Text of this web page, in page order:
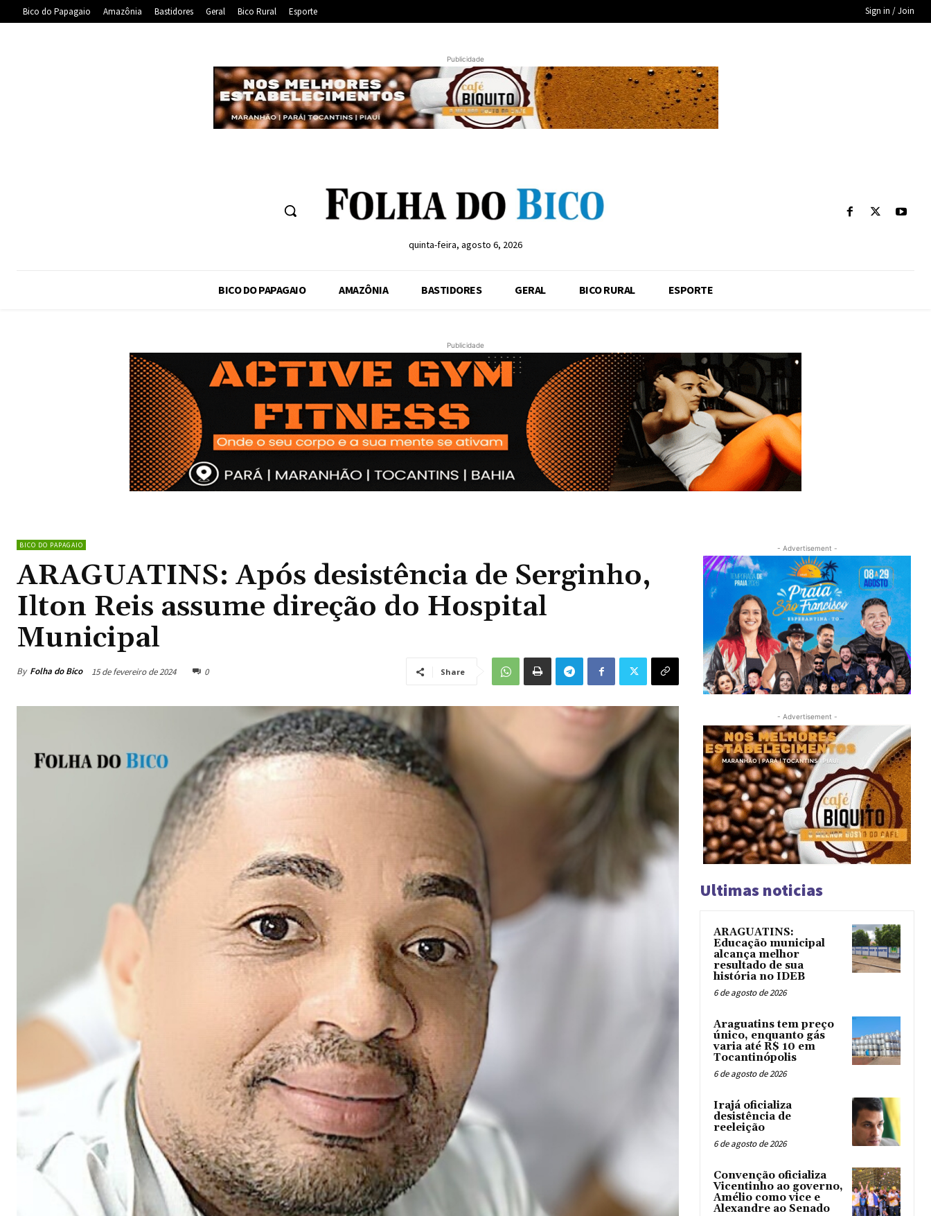
Bico do Papagaio Amazônia Bastidores Geral Bico Rural Esporte Sign in / Join
Publicidade
quinta-feira, agosto 6, 2026
BICO DO PAPAGAIO AMAZÔNIA BASTIDORES GERAL BICO RURAL ESPORTE
Publicidade
BICO DO PAPAGAIO
ARAGUATINS: Após desistência de Serginho,
Ilton Reis assume direção do Hospital
Municipal
By Folha do Bico 15 de fevereiro de 2024 0 Share
- Advertisement -
- Advertisement -
Ultimas noticias
ARAGUATINS:
Educação municipal
alcança melhor
resultado de sua
história no IDEB
6 de agosto de 2026
Araguatins tem preço
único, enquanto gás
varia até R$ 10 em
Tocantinópolis
6 de agosto de 2026
Irajá oficializa
desistência de
reeleição
6 de agosto de 2026
Convenção oficializa
Vicentinho ao governo,
Amélio como vice e
Alexandre ao Senado